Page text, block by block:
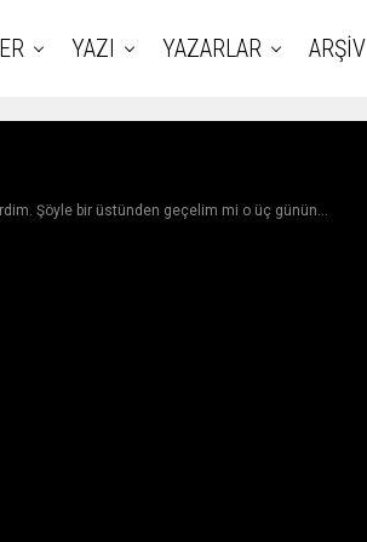
YAZI YAZARLAR ARŞİV
Şöyle bir üstünden geçelim mi o üç günün...